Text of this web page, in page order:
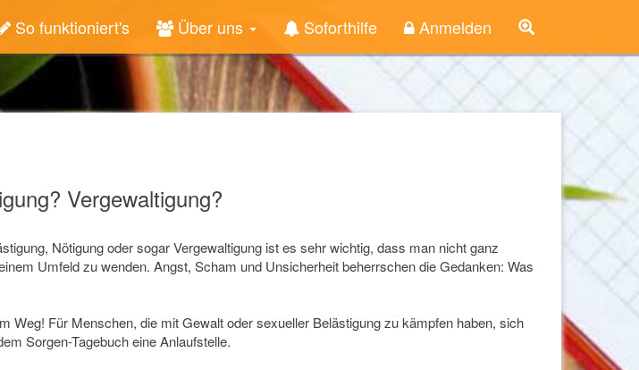
So funktioniert's Über uns Soforthilfe Anmelden
Vergewaltigung?
Nötigung oder sogar Vergewaltigung ist es sehr wichtig, dass man nicht ganz
Umfeld zu wenden. Angst, Scham und Unsicherheit beherrschen die Gedanken: Was
Weg! Für Menschen, die mit Gewalt oder sexueller Belästigung zu kämpfen haben, sich
Sorgen-Tagebuch eine Anlaufstelle.